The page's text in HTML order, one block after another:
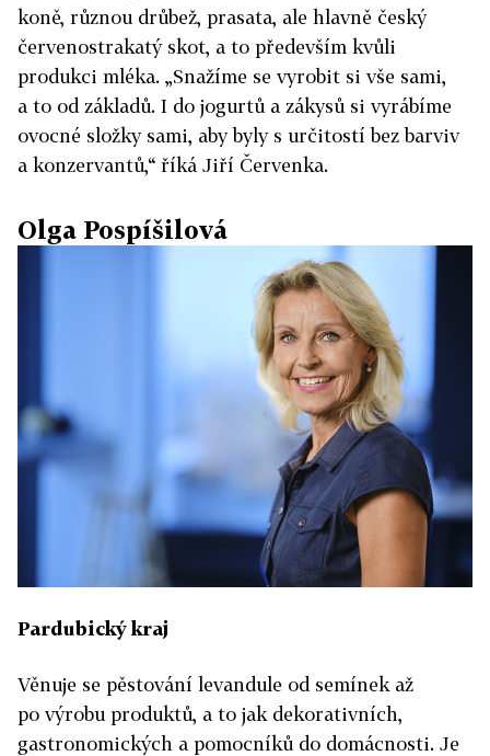
koně, různou drůbež, prasata, ale hlavně český
červenostrakatý skot, a to především kvůli
produkci mléka. „Snažíme se vyrobit si vše sami,
a to od základů. I do jogurtů a zákysů si vyrábíme
ovocné složky sami, aby byly s určitostí bez barviv
a konzervantů,“ říká Jiří Červenka.
Olga Pospíšilová
Pardubický kraj
Věnuje se pěstování levandule od semínek až
po výrobu produktů, a to jak dekorativních,
gastronomických a pomocníků do domácnosti. Je